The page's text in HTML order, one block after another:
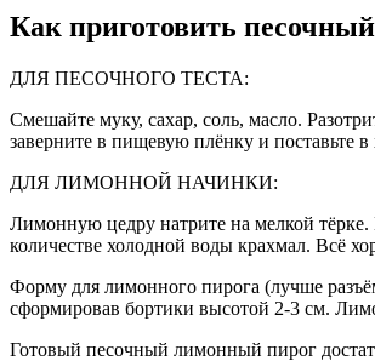
Как приготовить
ДЛЯ ПЕСОЧНОГО ТЕСТА:
Смешайте муку, сахар, соль, масло.
заверните в пищевую плёнку и поставьте
ДЛЯ ЛИМОННОЙ НАЧИНКИ:
Лимонную цедру натрите на мелкой
количестве холодной воды крахмал. Всё
Форму для лимонного пирога (лучше
сформировав бортики высотой 2-3 см.
Готовый песочный лимонный пирог